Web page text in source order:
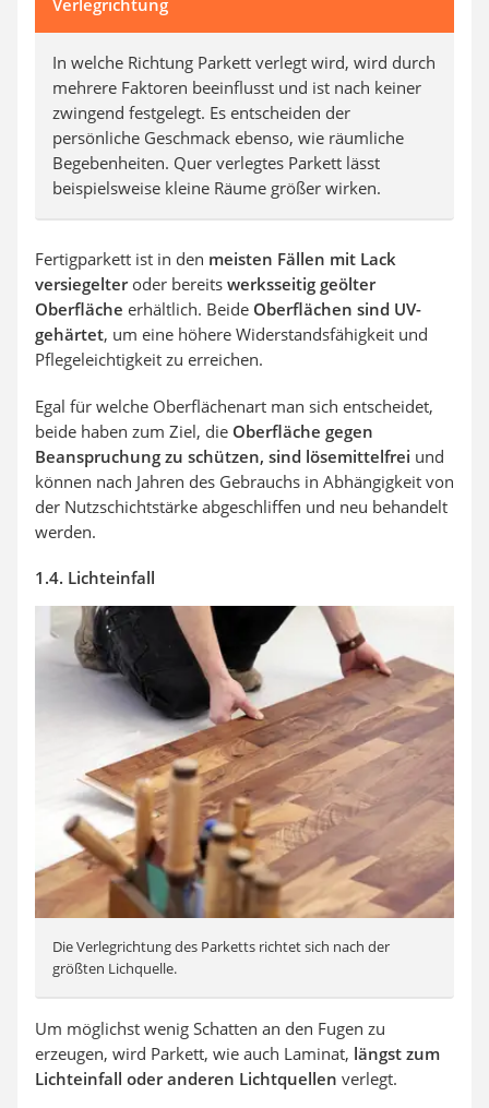
In welche Richtung Parkett verlegt wird, wird durch
mehrere Faktoren beeinflusst und ist nach keiner
zwingend festgelegt. Es entscheiden der
persönliche Geschmack ebenso, wie räumliche
Begebenheiten. Quer verlegtes Parkett lässt
beispielsweise kleine Räume größer wirken.
Fertigparkett ist in den meisten Fällen mit Lack
versiegelteroder bereits werksseitig geölter
Oberfläche erhältlich. Beide Oberflächen sind UV-
gehärtet, um eine höhere Widerstandsfähigkeit und
Pflegeleichtigkeit zu erreichen.
Egal für welche Oberflächenart man sich entscheidet,
beide haben zum Ziel, die Oberfläche gegen
Beanspruchung zu schützen, sind lösemittelfrei und
können nach Jahren des Gebrauchs in Abhängigkeit von
der Nutzschichtstärke abgeschliffen und neu behandelt
werden.
1.4. Lichteinfall
Die Verlegrichtung des Parketts richtet sich nach der
größten Lichquelle.
Um möglichst wenig Schatten an den Fugen zu
erzeugen, wird Parkett, wie auch Laminat, längst zum
Lichteinfall oder anderen Lichtquellen verlegt.